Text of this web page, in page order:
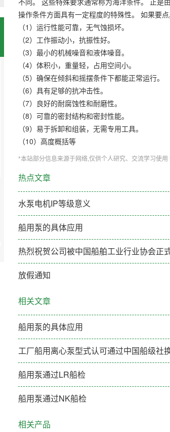
操作条件方面具有一定程度的特殊性。 如果要
（1）运行性能可靠，无气蚀损坏。
（2）工作振动小，抗振性好。
（3）最小的机械噪音和液体噪音。
（4）体积小，重量轻，占用空间小。
（5）确保在倾斜和摇摆条件下都能正常运行。
（6）具有足够的抗冲击性。
（7）良好的耐腐蚀性和耐磨性。
（8）可靠的密封结构和密封性能。
（9）易于拆卸和组装，无需专用工具。
（10）高度概括等
*本站部分信息来源于网络,仅供个人研究、交流学习使用
热点文章
水泵电机IP等级意义
船用泵的具体应用
热烈祝贺公司被中国船舶工业行业协会正
放假通知
相关文章
船用泵的具体应用
工厂船用离心泵型式认可通过中国船级社
船用泵通过LR船检
船用泵通过NK船检
相关产品